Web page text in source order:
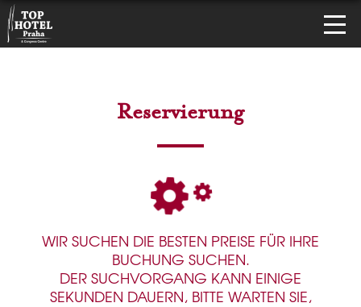
Reservierung
WIR SUCHEN DIE BESTEN PREISE FÜR IHRE
BUCHUNG SUCHEN.
DER SUCHVORGANG KANN EINIGE
SEKUNDEN DAUERN, BITTE WARTEN SIE,